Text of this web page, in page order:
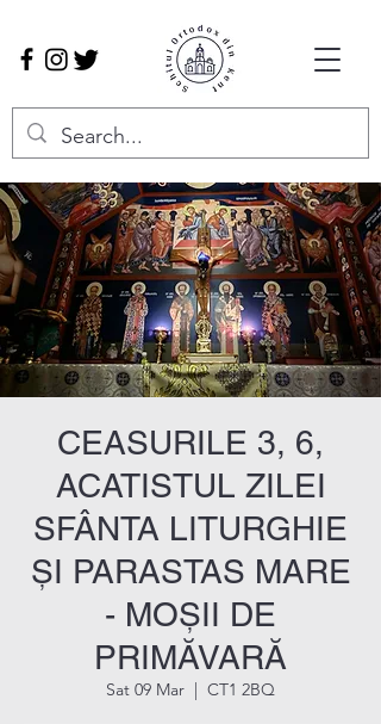
CEASURILE 3, 6,
ACATISTUL ZILEI
SFÂNTA LITURGHIE
ȘI PARASTAS MARE
- MOȘII DE
PRIMĂVARĂ
Sat 09 Mar
  |
CT1 2BQ